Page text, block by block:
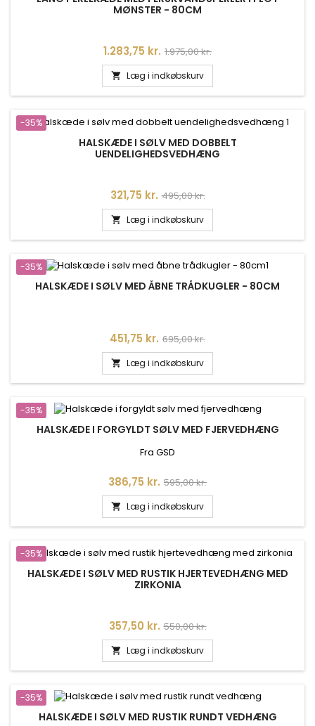
MØNSTER - 80CM
Pris
1.283,75 kr. Normalpris
1.975,00 kr.
 Læg i indkøbskurv
-35%
HALSKÆDE I SØLV MED DOBBELT
UENDELIGHEDSVEDHÆNG
Pris
321,75 kr. Normalpris
495,00 kr.
 Læg i indkøbskurv
-35%
HALSKÆDE I SØLV MED ÅBNE TRÅDKUGLER - 80CM
Pris
451,75 kr. Normalpris
695,00 kr.
 Læg i indkøbskurv
-35%
HALSKÆDE I FORGYLDT SØLV MED FJERVEDHÆNG
Fra GSD
Pris
386,75 kr. Normalpris
595,00 kr.
 Læg i indkøbskurv
-35%
HALSKÆDE I SØLV MED RUSTIK HJERTEVEDHÆNG MED
ZIRKONIA
Pris
357,50 kr. Normalpris
550,00 kr.
 Læg i indkøbskurv
-35%
HALSKÆDE I SØLV MED RUSTIK RUNDT VEDHÆNG